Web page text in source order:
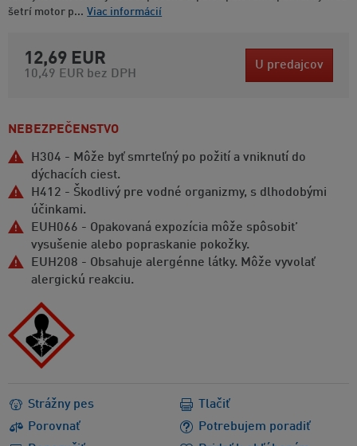
šetrí motor p... Viac informácií
12,69 EUR
10,49 EUR bez DPH
U predajcov
H304 - Môže byť smrteľný po požití a vniknutí do
dýchacích ciest.
H412 - Škodlivý pre vodné organizmy, s dlhodobými
účinkami.
EUH066 - Opakovaná expozícia môže spôsobit’
vysušenie alebo popraskanie pokožky.
EUH208 - Obsahuje alergénne látky. Môže vyvolať
alergickú reakciu.
NEBEZPEČENSTVO
Strážny pes
Porovnať
Potrebujem poradiť
Tlačiť